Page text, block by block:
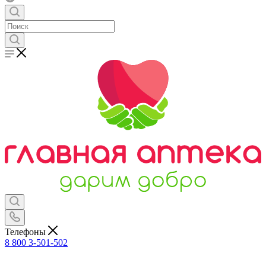
Телефоны
8 800 3-501-502